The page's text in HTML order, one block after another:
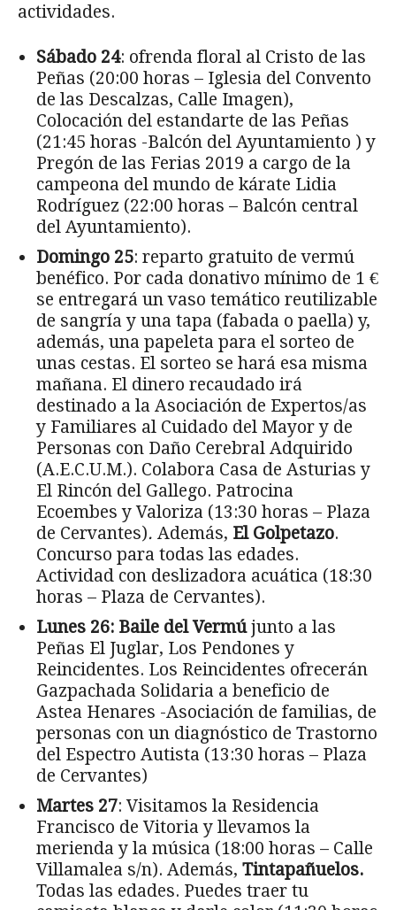
actividades.
Sábado 24: ofrenda floral al Cristo de las
Peñas (20:00 horas – Iglesia del Convento
de las Descalzas, Calle Imagen),
Colocación del estandarte de las Peñas
(21:45 horas -Balcón del Ayuntamiento ) y
Pregón de las Ferias 2019 a cargo de la
campeona del mundo de kárate Lidia
Rodríguez (22:00 horas – Balcón central
del Ayuntamiento).
Domingo 25: reparto gratuito de vermú
benéfico. Por cada donativo mínimo de 1 €
se entregará un vaso temático reutilizable
de sangría y una tapa (fabada o paella) y,
además, una papeleta para el sorteo de
unas cestas. El sorteo se hará esa misma
mañana. El dinero recaudado irá
destinado a la Asociación de Expertos/as
y Familiares al Cuidado del Mayor y de
Personas con Daño Cerebral Adquirido
(A.E.C.U.M.). Colabora Casa de Asturias y
El Rincón del Gallego. Patrocina
Ecoembes y Valoriza (13:30 horas – Plaza
de Cervantes). Además, El Golpetazo.
Concurso para todas las edades.
Actividad con deslizadora acuática (18:30
horas – Plaza de Cervantes).
Lunes 26: Baile del Vermújunto a las
Peñas El Juglar, Los Pendones y
Reincidentes. Los Reincidentes ofrecerán
Gazpachada Solidaria a beneficio de
Astea Henares -Asociación de familias, de
personas con un diagnóstico de Trastorno
del Espectro Autista (13:30 horas – Plaza
de Cervantes)
Martes 27: Visitamos la Residencia
Francisco de Vitoria y llevamos la
merienda y la música (18:00 horas – Calle
Villamalea s/n). Además, Tintapañuelos.
Todas las edades. Puedes traer tu